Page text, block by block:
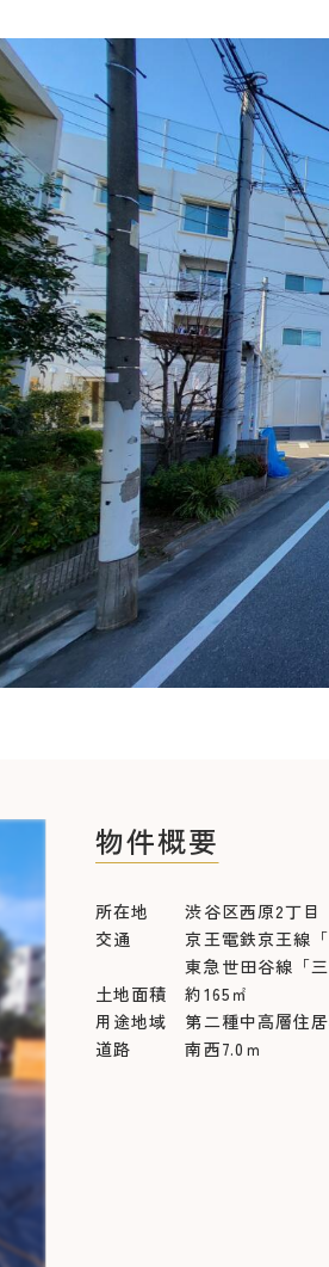
物件概要
所在地 渋谷区西原2丁目
交通 京王電鉄京王線「
東急世田谷線「三軒
土地面積 約165㎡
用途地域 第二種中高層住
道路 南西7.0ｍ